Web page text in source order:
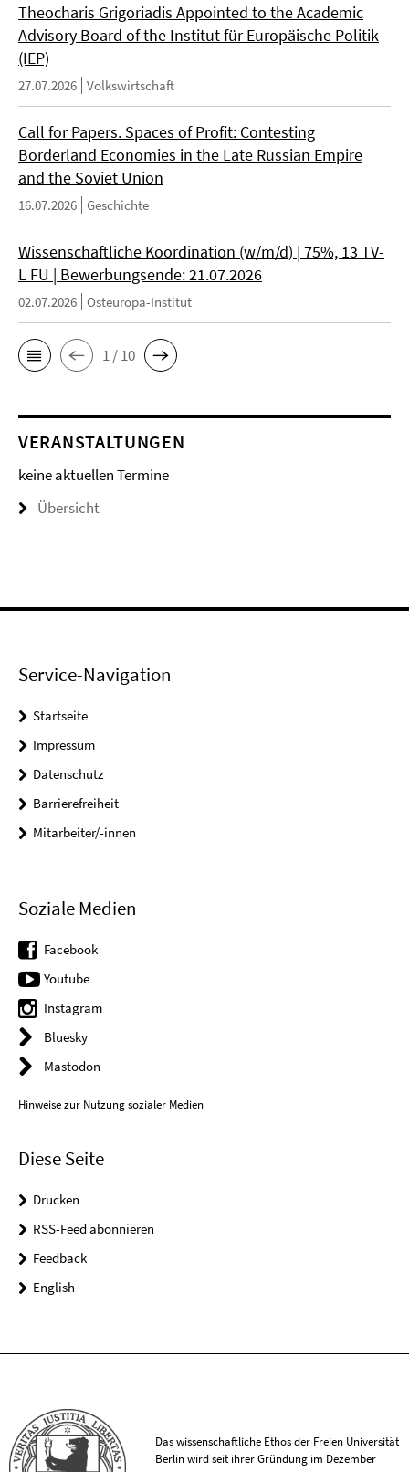
Theocharis Grigoriadis Appointed to the Academic
Advisory Board of the Institut für Europäische Politik
(IEP)
27.07.2026 Volkswirtschaft
Call for Papers. Spaces of Profit: Contesting
Borderland Economies in the Late Russian Empire
and the Soviet Union
16.07.2026 Geschichte
Wissenschaftliche Koordination (w/m/d) | 75%, 13 TV-
L FU | Bewerbungsende: 21.07.2026
02.07.2026 Osteuropa-Institut
1 / 10
VERANSTALTUNGEN
keine aktuellen Termine
Übersicht
Service-Navigation
Startseite
Impressum
Datenschutz
Barrierefreiheit
Mitarbeiter/-innen
Soziale Medien
Facebook
Youtube
Instagram
Bluesky
Mastodon
Hinweise zur Nutzung sozialer Medien
Diese Seite
Drucken
RSS-Feed abonnieren
Feedback
English
Das wissenschaftliche Ethos der Freien Universität
Berlin wird seit ihrer Gründung im Dezember